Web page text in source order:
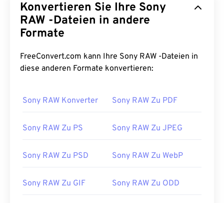
Konvertieren Sie Ihre Sony
RAW -Dateien in andere
Formate
FreeConvert.com kann Ihre Sony RAW -Dateien in
diese anderen Formate konvertieren:
Sony RAW Konverter Sony RAW Zu PDF
Sony RAW Zu PS Sony RAW Zu JPEG
Sony RAW Zu PSD Sony RAW Zu WebP
Sony RAW Zu GIF Sony RAW Zu ODD